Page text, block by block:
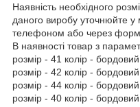
Наявність необхідного
даного виробу уточнюйте у
телефоном або через форму
В наявності товар з
розмір - 41 колір - бордовий
розмір - 42 колір - бордовий
розмір - 44 колір - бордовий
розмір - 40 колір - бордовий